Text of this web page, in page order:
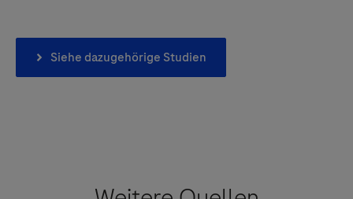
Siehe dazugehörige Studien